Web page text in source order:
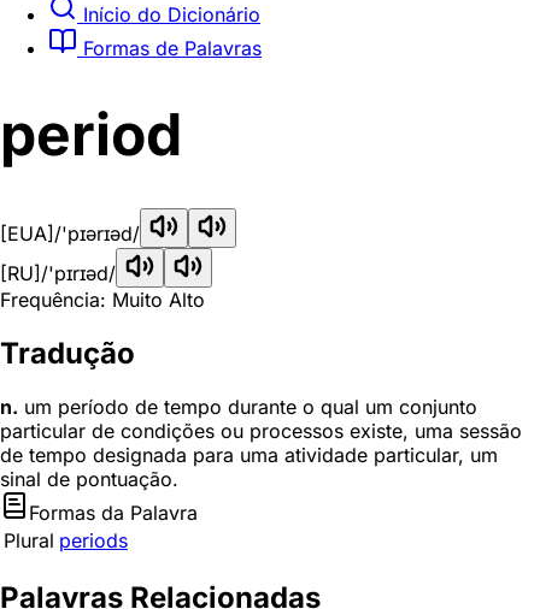
Início do Dicionário
Formas de Palavras
period
[EUA] /'pɪərɪəd/
[RU] /'pɪrɪəd/
Frequência: Muito Alto
Tradução
n. um período de tempo durante o qual um conjunto
particular de condições ou processos existe, uma sessão
de tempo designada para uma atividade particular, um
sinal de pontuação.
Formas da Palavra
Plural periods
Palavras Relacionadas